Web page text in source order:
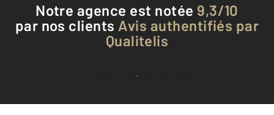
Notre agence est notée 9,3/10
par nos clients Avis authentifiés par
Qualitelis
Voir tous les avis clients